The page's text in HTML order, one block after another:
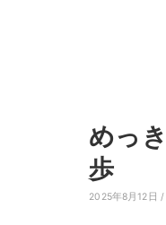
めっ
歩
2025年8月12日